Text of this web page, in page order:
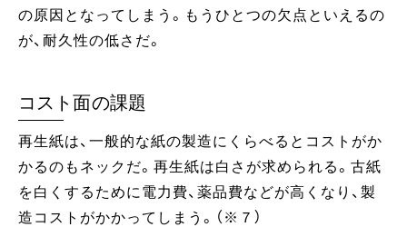
の原因となってしまう。もうひとつの欠点といえるの
が、耐久性の低さだ。
コスト面の課題
再生紙は、一般的な紙の製造にくらべるとコストがか
かるのもネックだ。再生紙は白さが求められる。古紙
を白くするために電力費、薬品費などが高くなり、製
造コストがかかってしまう。（※７）